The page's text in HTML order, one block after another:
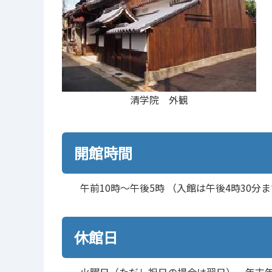
清学院 外観
開館時間
午前10時～午後5時 （入館は午後4時30分ま
休館日